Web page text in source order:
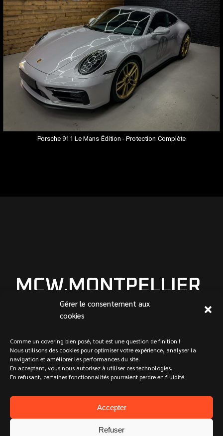
Gérer le consentement aux
cookies
Comme un covering bien posé, tout est une question de finition !
Nous utilisons des cookies pour optimiser votre expérience, analyser la
navigation et améliorer les performances du site.
En acceptant, vous nous autorisez à utiliser ces technologies.
En refusant, certaines fonctionnalités pourraient perdre en fluidité.
Accepter
Refuser
Porsche 911 Le Mans Édition - Protection Complète
MCW.MONTPELLIER
@GMAIL.COM